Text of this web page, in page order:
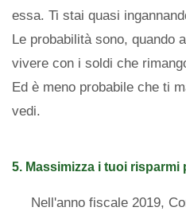
essa. Ti stai quasi
Le probabilità sono, quando
vivere con i soldi che
Ed è meno probabile che ti
vedi.
5. Massimizza i tuoi risparmi
Nell'anno fiscale 2019,